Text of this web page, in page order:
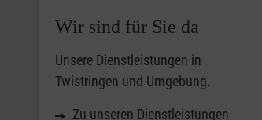
Wir sind für Sie da
Unsere Dienstleistungen in
Twistringen und Umgebung.
Zu unseren Dienstleistungen